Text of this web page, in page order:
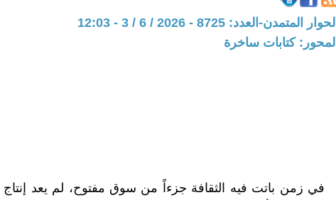
الحوار المتمدن-العدد: 8725 - 2026 / 6 / 3 - 12:03
المحور: كتابات ساخرة
في زمن باتت فيه الثقافة جزءاً من سوق مفتوح، لم يعد إنتاج